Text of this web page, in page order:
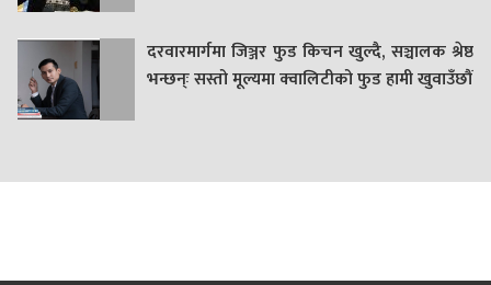
दरवारमार्गमा जिञ्जर फुड किचन खुल्दै, सञ्चालक श्रेष्ठ
भन्छन्ः सस्तो मूल्यमा क्वालिटीको फुड हामी खुवाउँछौं